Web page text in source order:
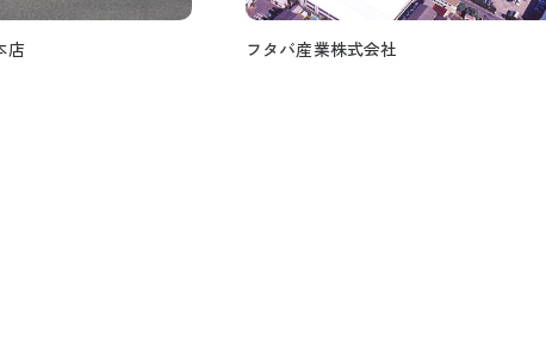
店 フタバ産業株式会社